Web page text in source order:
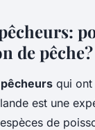
de pêche?
qui ont
est une
de